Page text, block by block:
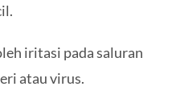
iritasi pada saluran
atau virus.